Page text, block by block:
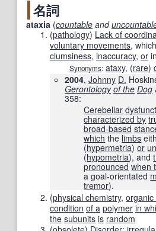
名詞
ataxia (countable and
(pathology) Lack of
voluntary movements,
clumsiness, inaccuracy, or
Synonyms: ataxy, (rare)
2004, Johnny D.
Gerontology of the Dog
358:
Cerebellar
characterized by
broad-based
which the limbs
(hypermetria)or
(hypometria), and
pronounced when
a goal-orientated
tremor).
(physical chemistry,
condition of a polymer in
the subunits is random